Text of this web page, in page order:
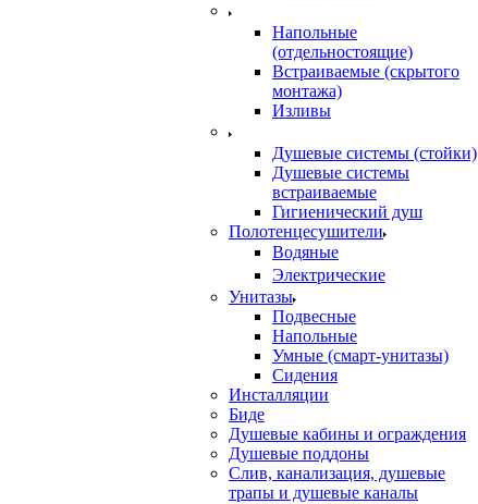
Напольные
(отдельностоящие)
Встраиваемые (скрытого
монтажа)
Изливы
Душевые системы (стойки)
Душевые системы
встраиваемые
Гигиенический душ
Полотенцесушители
ㅤВодяные
ㅤЭлектрические
Унитазы
Подвесные
Напольные
Умные (смарт-унитазы)
Сидения
Инсталляции
Биде
Душевые кабины и ограждения
Душевые поддоны
Слив, канализация, душевые
трапы и душевые каналы